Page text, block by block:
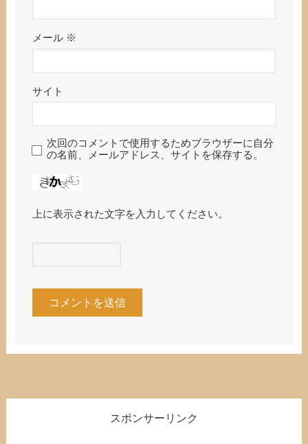
メール ※
サイト
次回のコメントで使用するためブラウザーに自分
の名前、メールアドレス、サイトを保存する。
上に表示された文字を入力してください。
スポンサーリンク